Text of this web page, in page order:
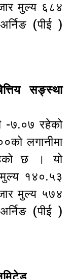
मुल्य ६८४
(पीई )
सङ्स्था
-७.०७ रहेको
लगानीमा
छ । यो
मुल्य १४०.५३
मुल्य ५७४
(पीई )